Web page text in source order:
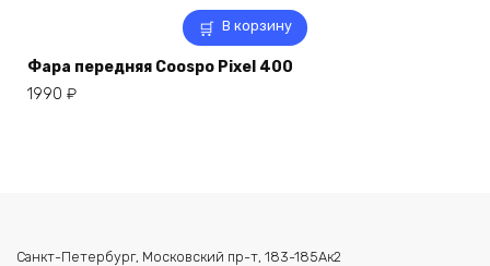
В корзину
Фара передняя Coospo Pixel 400
1990 ₽
Санкт-Петербург, Московский пр-т, 183-185Ак2